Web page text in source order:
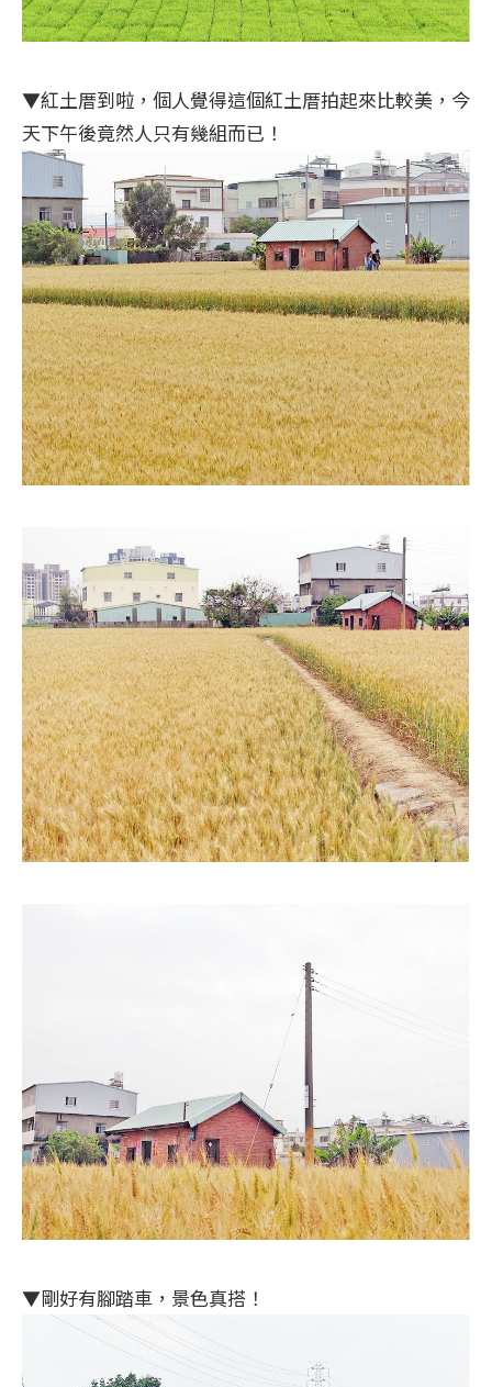
▼紅土厝到啦，個人覺得這個紅土厝拍起來比較美，今
天下午後竟然人只有幾組而已！
▼剛好有腳踏車，景色真搭！